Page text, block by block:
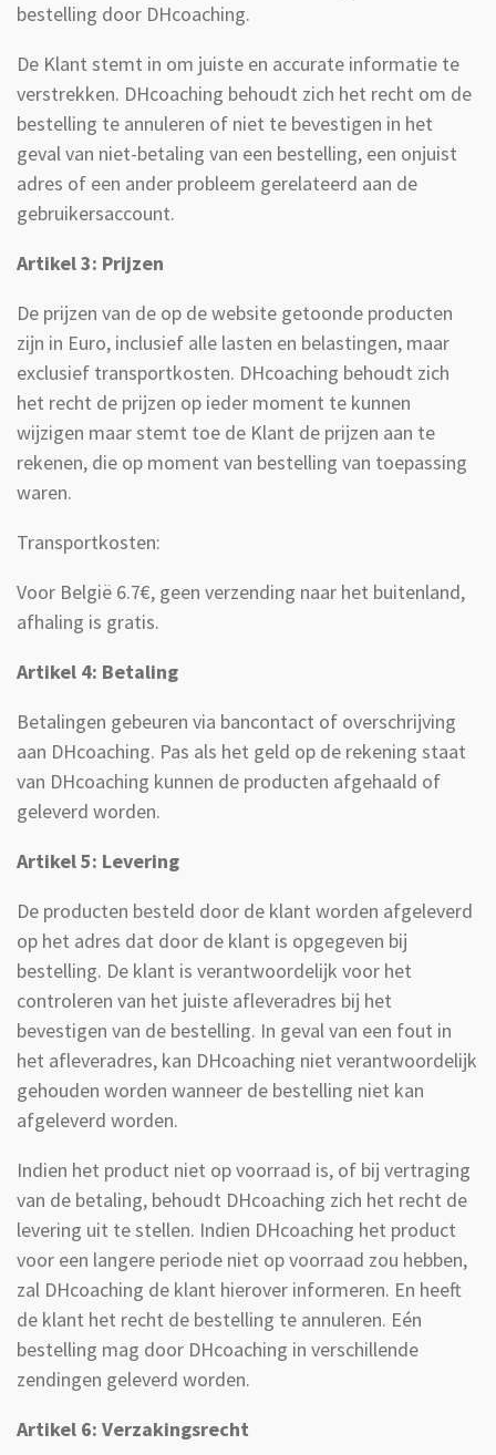
bestelling door DHcoaching.
De Klant stemt in om juiste en accurate informatie te
verstrekken. DHcoaching behoudt zich het recht om de
bestelling te annuleren of niet te bevestigen in het
geval van niet-betaling van een bestelling, een onjuist
adres of een ander probleem gerelateerd aan de
gebruikersaccount.
Artikel 3: Prijzen
De prijzen van de op de website getoonde producten
zijn in Euro, inclusief alle lasten en belastingen, maar
exclusief transportkosten. DHcoaching behoudt zich
het recht de prijzen op ieder moment te kunnen
wijzigen maar stemt toe de Klant de prijzen aan te
rekenen, die op moment van bestelling van toepassing
waren.
Transportkosten:
Voor België 6.7€, geen verzending naar het buitenland,
afhaling is gratis.
Artikel 4: Betaling
Betalingen gebeuren via bancontact of overschrijving
aan DHcoaching. Pas als het geld op de rekening staat
van DHcoaching kunnen de producten afgehaald of
geleverd worden.
Artikel 5: Levering
De producten besteld door de klant worden afgeleverd
op het adres dat door de klant is opgegeven bij
bestelling. De klant is verantwoordelijk voor het
controleren van het juiste afleveradres bij het
bevestigen van de bestelling. In geval van een fout in
het afleveradres, kan DHcoaching niet verantwoordelijk
gehouden worden wanneer de bestelling niet kan
afgeleverd worden.
Indien het product niet op voorraad is, of bij vertraging
van de betaling, behoudt DHcoaching zich het recht de
levering uit te stellen. Indien DHcoaching het product
voor een langere periode niet op voorraad zou hebben,
zal DHcoaching de klant hierover informeren. En heeft
de klant het recht de bestelling te annuleren. Eén
bestelling mag door DHcoaching in verschillende
zendingen geleverd worden.
Artikel 6: Verzakingsrecht